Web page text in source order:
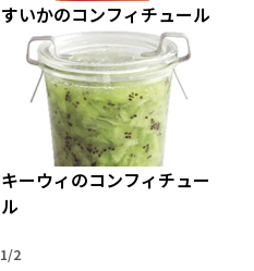
すいかのコンフィチュール
キーウィのコンフィチュー
ル
1/2